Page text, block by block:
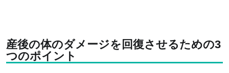
産後の体のダメージを回復させるための3
つのポイント